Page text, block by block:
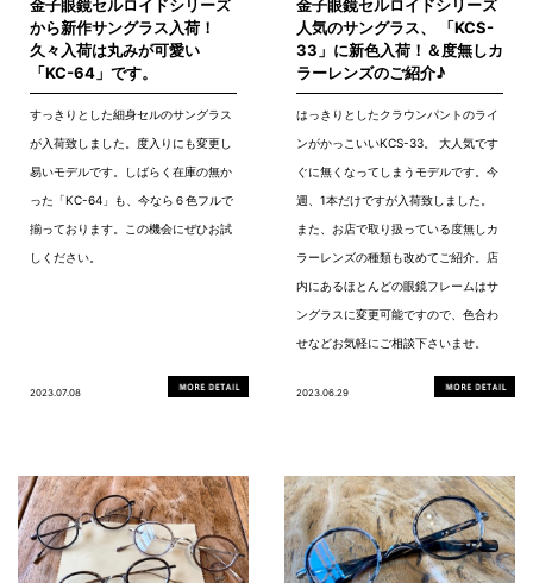
金子眼鏡セルロイドシリーズ
から新作サングラス入荷！
久々入荷は丸みが可愛い
「KC-64」です。
すっきりとした細身セルのサングラス
が入荷致しました。度入りにも変更し
易いモデルです。しばらく在庫の無か
った「KC-64」も、今なら６色フルで
揃っております。この機会にぜひお試
しください。
2023.07.08
金子眼鏡セルロイドシリーズ
人気のサングラス、 「KCS-
33」に新色入荷！＆度無しカ
ラーレンズのご紹介♪
はっきりとしたクラウンパントのライ
ンがかっこいいKCS-33。 大人気です
ぐに無くなってしまうモデルです。今
週、1本だけですが入荷致しました。
また、お店で取り扱っている度無しカ
ラーレンズの種類も改めてご紹介。店
内にあるほとんどの眼鏡フレームはサ
ングラスに変更可能ですので、色合わ
せなどお気軽にご相談下さいませ。
2023.06.29